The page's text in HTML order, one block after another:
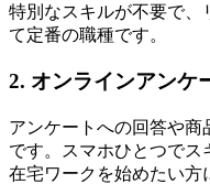
特別なスキルが不要で、
て定番の職種です。
2. オンラインアンケ
アンケートへの回答や
です。スマホひとつで
在宅ワークを始めたい方